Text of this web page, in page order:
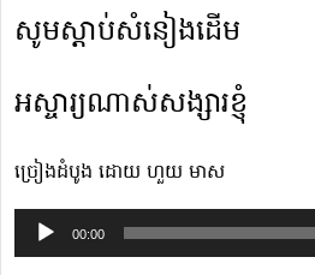
សូមស្ដាប់សំនៀងដើម
អស្ចារ្យណាស់សង្សារខ្ញុំ
ច្រៀងដំបូង ដោយ ហួយ មាស
Audio
Player
00:00